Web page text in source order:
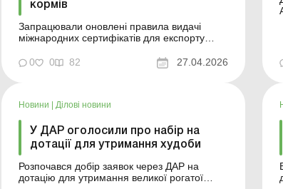
кормів
Запрацювали оновлені правила видачі
міжнародних сертифікатів для експорту
крок до сучасної та ефективної системи
державного контролю. Більше за темою:
Податкові накладні, ...
0 0 82 27.04.2026
Новини Ділові новини
У ДАР оголосили про набір на
дотації для утримання худоби
Розпочався добір заявок через ДАР на
дотацію для утримання великої рогатої